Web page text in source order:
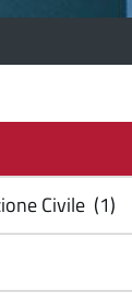
Civile (1)